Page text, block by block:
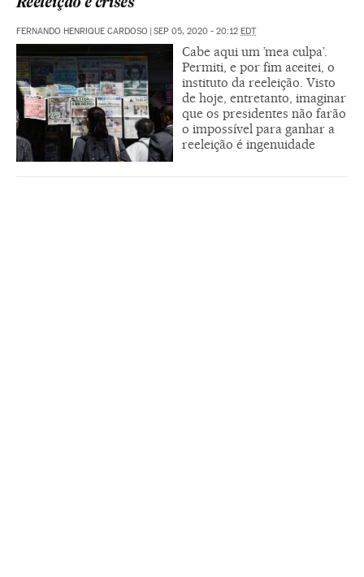
Reeleição e crises
FERNANDO HENRIQUE CARDOSO SEP 05, 2020 - 20:12 EDT
Cabe aqui um ’mea culpa’.
Permiti, e por fim aceitei, o
instituto da reeleição. Visto
de hoje, entretanto, imaginar
que os presidentes não farão
o impossível para ganhar a
reeleição é ingenuidade